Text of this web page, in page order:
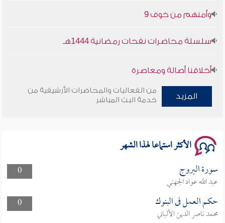
وأمنهم من خوف 9
سلسلة محاضرات نفحات رمضانية 1444هـ
أخلاقنا أصالة ومعاصرة
وأمنهم من خوف 9
المزيد
من الفعاليات والمحاضرات الأرشيفية من
خدمة البث المباشر
الأكثر استماعا لهذا الشهر
0 سورة البروج
عبد الله عواد الجهني
0
حكم العمل فى البنوك
محمد ناصر الدين الألباني